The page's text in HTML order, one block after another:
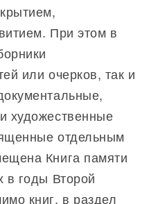
При этом в
или очерков, так и
художественные
отдельным
Книга памяти
в годы Второй
книг, в раздел